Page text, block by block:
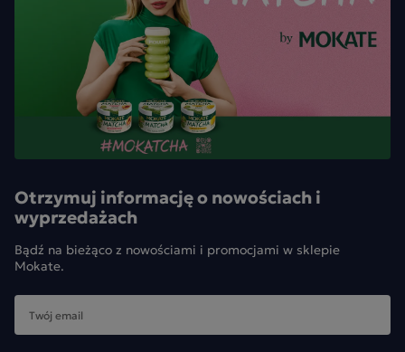
Otrzymuj informację o nowościach i
wyprzedażach
Bądź na bieżąco z nowościami i promocjami w sklepie
Mokate.